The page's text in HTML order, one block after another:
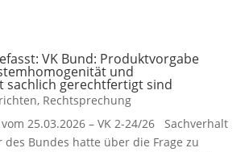
VK Bund: Produktvorgabe
und
sachlich gerechtfertigt sind
, Rechtsprechung
25.03.2026 – VK 2-24/26 Sachverhalt
des Bundes hatte über die Frage zu